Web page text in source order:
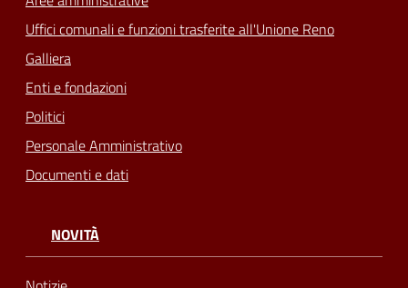
Uffici comunali e funzioni trasferite all'Unione Reno
Galliera
Enti e fondazioni
Politici
Personale Amministrativo
Documenti e dati
NOVITÀ